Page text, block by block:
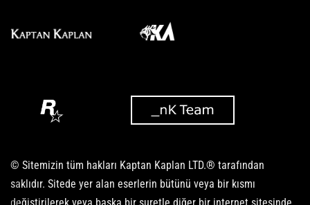
© Sitemizin tüm hakları Kaptan Kaplan LTD.® tarafından
saklıdır. Sitede yer alan eserlerin bütünü veya bir kısmı